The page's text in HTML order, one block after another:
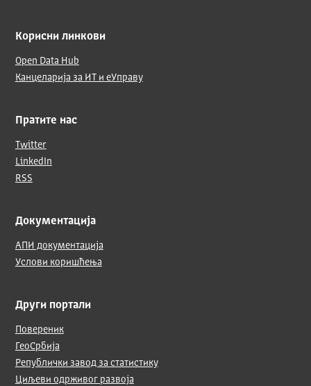
Корисни линкови
Open Data Hub
Канцеларија за ИТ и еУправу
Пратите нас
Twitter
LinkedIn
RSS
Документација
АПИ документација
Услови коришћења
Други портали
Повереник
ГеоСрбија
Републички завод за статистику
Циљеви одрживог развоја